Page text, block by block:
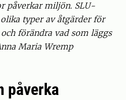
påverkar miljön. SLU-
typer av åtgärder för
förändra vad som läggs
Maria Wremp
påverka